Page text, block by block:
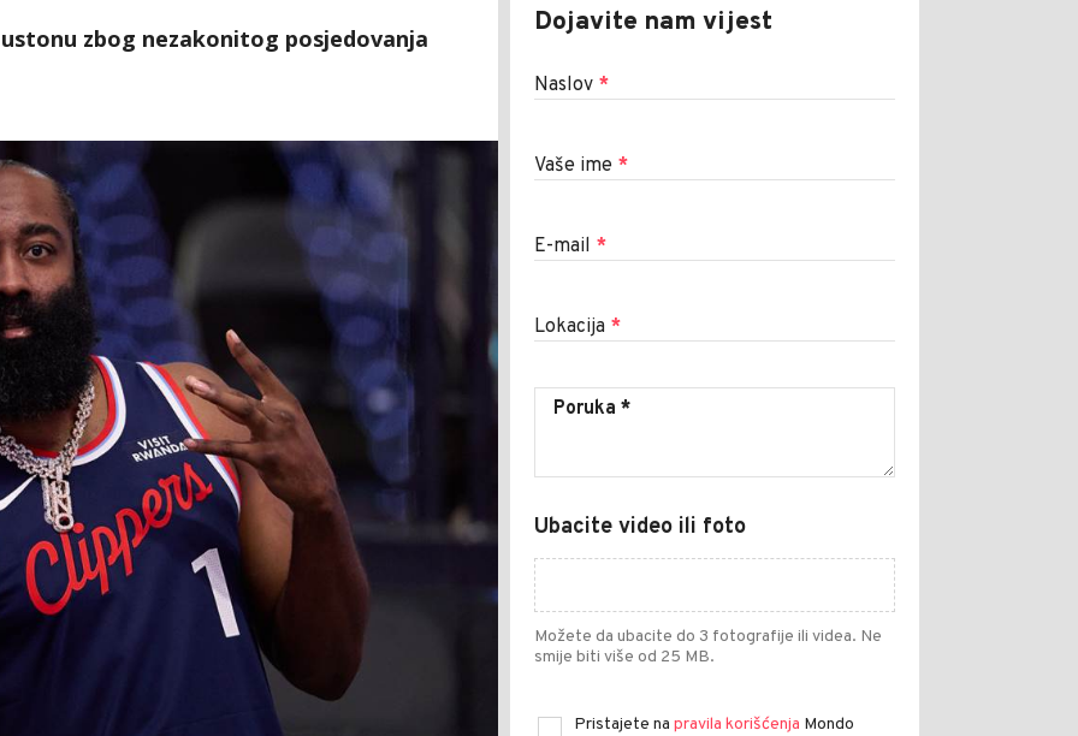
zbog nezakonitog posjedovanja Dojavite nam vijest
Naslov *
Vaše ime *
E-mail *
Lokacija *
Ubacite video ili foto
Možete da ubacite do 3 fotografije ili videa. Ne
smije biti više od 25 MB.
Pristajete na pravila korišćenja Mondo